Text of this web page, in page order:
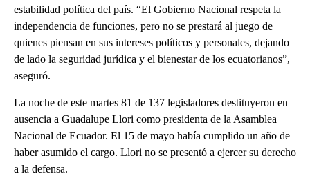
estabilidad política del país. “El Gobierno Nacional respeta la
independencia de funciones, pero no se prestará al juego de
quienes piensan en sus intereses políticos y personales, dejando
de lado la seguridad jurídica y el bienestar de los ecuatorianos”,
aseguró.
La noche de este martes 81 de 137 legisladores destituyeron en
ausencia a Guadalupe Llori como presidenta de la Asamblea
Nacional de Ecuador. El 15 de mayo había cumplido un año de
haber asumido el cargo. Llori no se presentó a ejercer su derecho
a la defensa.